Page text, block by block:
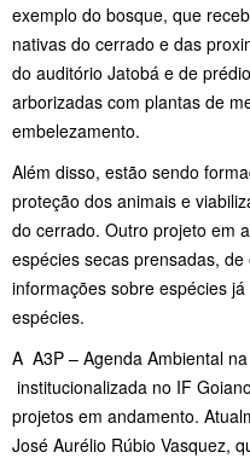
exemplo do bosque, que
nativas do cerrado e das
do auditório Jatobá e de
arborizadas com plantas de
embelezamento.
Além disso, estão sendo
proteção dos animais e
do cerrado. Outro projeto em
espécies secas prensadas,
informações sobre espécies
espécies.
A A3P – Agenda Ambiental
institucionalizada no IF
projetos em andamento.
José Aurélio Rúbio Vasquez,